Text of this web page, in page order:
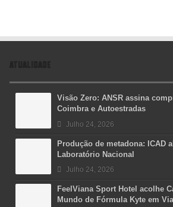
ATUALIDADE
Visão Zero: ANSR assina
Coimbra e Autoestradas
Julho 24, 2026
Produção de metadona: ICAD
Laboratório Nacional
Julho 24, 2026
FeelViana Sport Hotel acolhe
Mundo de Fórmula Kyte em